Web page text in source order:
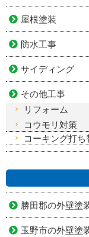
屋根塗装
防水工事
サイディング
その他工事
リフォーム
コウモリ対策
コーキング打ち
勝田郡の外壁塗
玉野市の外壁塗